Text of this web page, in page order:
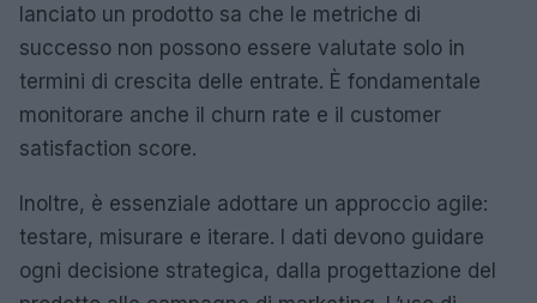
lanciato un prodotto sa che le metriche di
successo non possono essere valutate solo in
termini di crescita delle entrate. È fondamentale
monitorare anche il churn rate e il customer
satisfaction score.
Inoltre, è essenziale adottare un approccio agile:
testare, misurare e iterare. I dati devono guidare
ogni decisione strategica, dalla progettazione del